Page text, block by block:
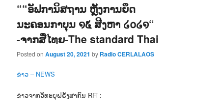
““ອັຟການິສຖານ ຫຼັງການຍຶດ
ນະຄອນກາບຸນ ໑໕ ສີງຫາ ໒໐໒໑“
-ຈາກສື່ໄທຍ-The standard Thai
Posted onAugust 20, 2021 by Radio CERLALAOS
ຂ່າວ – NEWS
ຂ່າວຈາກວິທະຍຸຝຣັ່ງສາກົນ-RFi :